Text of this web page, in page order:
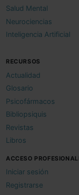
Salud Mental
Neurociencias
Inteligencia Artificial
RECURSOS
Actualidad
Glosario
Psicofármacos
Bibliopsiquis
Revistas
Libros
ACCESO
Iniciar sesión
Registrarse